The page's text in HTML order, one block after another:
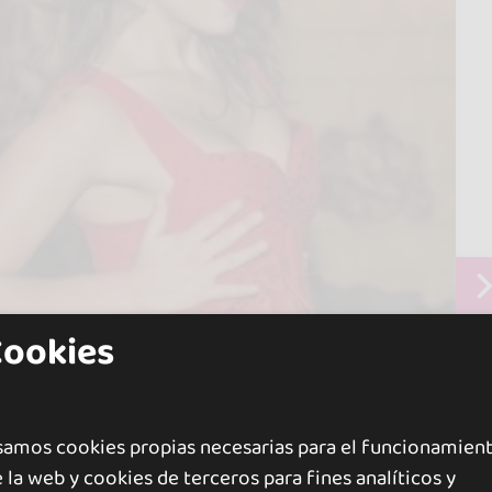
cookies propias necesarias para el
la web y cookies de terceros para fines analíticos y